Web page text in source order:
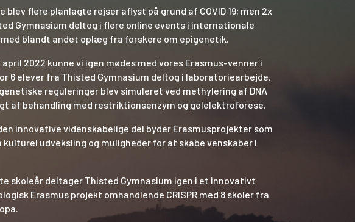
blev flere planlagte rejser aflyst på grund af COVID 19; men 2x
Gymnasium deltog i flere online events i internationale
blandt andet oplæg fra forskere om epigenetik.
april 2022 kunne vi igen mødes med vores Erasmus-venner i
6 elever fra Thisted Gymnasium deltog i laboratoriearbejde,
reguleringer blev simuleret ved methylering af DNA
af behandling med restriktionsenzym og gelelektroforese.
innovative videnskabelige del byder Erasmusprojekter som
kulturel udveksling og muligheder for at skabe venskaber i
skoleår deltager Thisted Gymnasium igen i et innovativt
Erasmus projekt omhandlende CRISPR med 8 skoler fra